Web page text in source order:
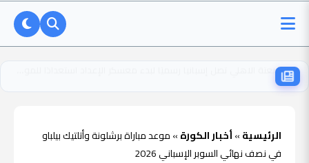
الرئيسية»أخبار الكورة»موعد مباراة برشلونة وأتلتيك بيلباو
في نصف نهائي السوبر الإسباني 2026